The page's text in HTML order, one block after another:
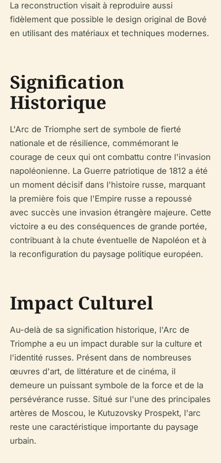
La reconstruction visait à reproduire aussi
fidèlement que possible le design original de Bové
en utilisant des matériaux et techniques modernes.
Signification
Historique
L'Arc de Triomphe sert de symbole de fierté
nationale et de résilience, commémorant le
courage de ceux qui ont combattu contre l'invasion
napoléonienne. La Guerre patriotique de 1812 a été
un moment décisif dans l'histoire russe, marquant
la première fois que l'Empire russe a repoussé
avec succès une invasion étrangère majeure. Cette
victoire a eu des conséquences de grande portée,
contribuant à la chute éventuelle de Napoléon et à
la reconfiguration du paysage politique européen.
Impact Culturel
Au-delà de sa signification historique, l'Arc de
Triomphe a eu un impact durable sur la culture et
l'identité russes. Présent dans de nombreuses
œuvres d'art, de littérature et de cinéma, il
demeure un puissant symbole de la force et de la
persévérance russe. Situé sur l'une des principales
artères de Moscou, le Kutuzovsky Prospekt, l'arc
reste une caractéristique importante du paysage
urbain.